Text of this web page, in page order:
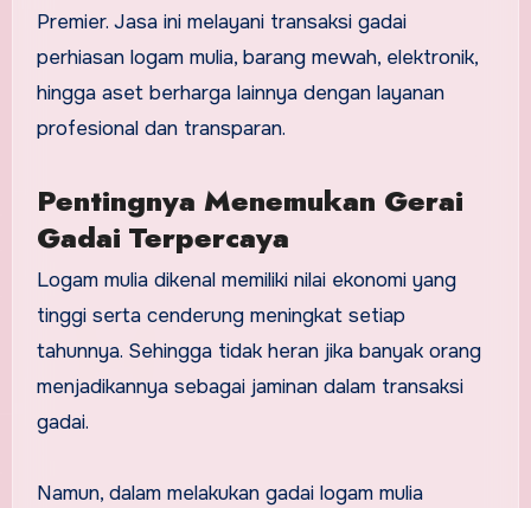
Premier. Jasa ini melayani transaksi gadai
perhiasan logam mulia, barang mewah, elektronik,
hingga aset berharga lainnya dengan layanan
profesional dan transparan.
Pentingnya Menemukan Gerai
Gadai Terpercaya
Logam mulia dikenal memiliki nilai ekonomi yang
tinggi serta cenderung meningkat setiap
tahunnya. Sehingga tidak heran jika banyak orang
menjadikannya sebagai jaminan dalam transaksi
gadai.
Namun, dalam melakukan gadai logam mulia